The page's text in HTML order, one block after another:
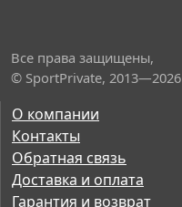
Все права защищены,
© SportPrivate, 2013—2026
О компании
Контакты
Обратная связь
Доставка и оплата
Гарантия и возврат